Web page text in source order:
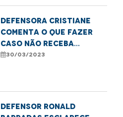
Defensora Cristiane
comenta o que fazer
caso não receba
socorro em acidentes
30/03/2023
Defensor Ronald